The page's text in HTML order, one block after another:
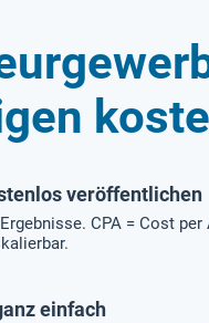
veröffentlichen
CPA = Cost
einfach